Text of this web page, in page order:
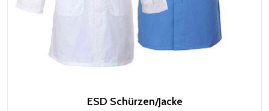
ESD Schürzen/Jacke